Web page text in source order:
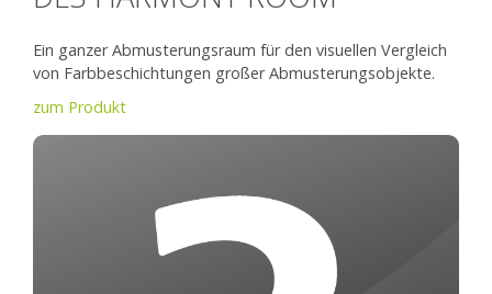
Ein ganzer Abmusterungsraum für den visuellen Vergleich
von Farbbeschichtungen großer Abmusterungsobjekte.
zum Produkt